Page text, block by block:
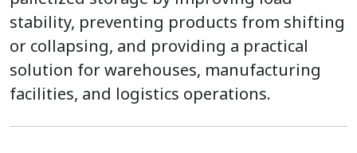
stability, preventing products from shifting
or collapsing, and providing a practical
solution for warehouses, manufacturing
facilities, and logistics operations.